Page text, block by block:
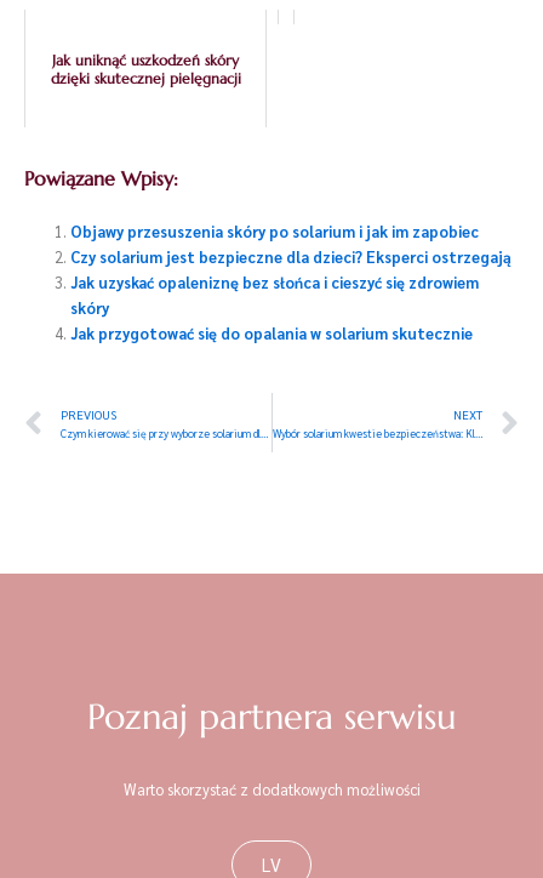
Jak uniknąć uszkodzeń skóry
dzięki skutecznej pielęgnacji
Powiązane Wpisy:
Objawy przesuszenia skóry po solarium i jak im zapobiec
Czy solarium jest bezpieczne dla dzieci? Eksperci ostrzegają
Jak uzyskać opaleniznę bez słońca i cieszyć się zdrowiem
skóry
Jak przygotować się do opalania w solarium skutecznie
Prev
PREVIOUS NEXT
Poznaj partnera serwisu
Warto skorzystać z dodatkowych możliwości
LV